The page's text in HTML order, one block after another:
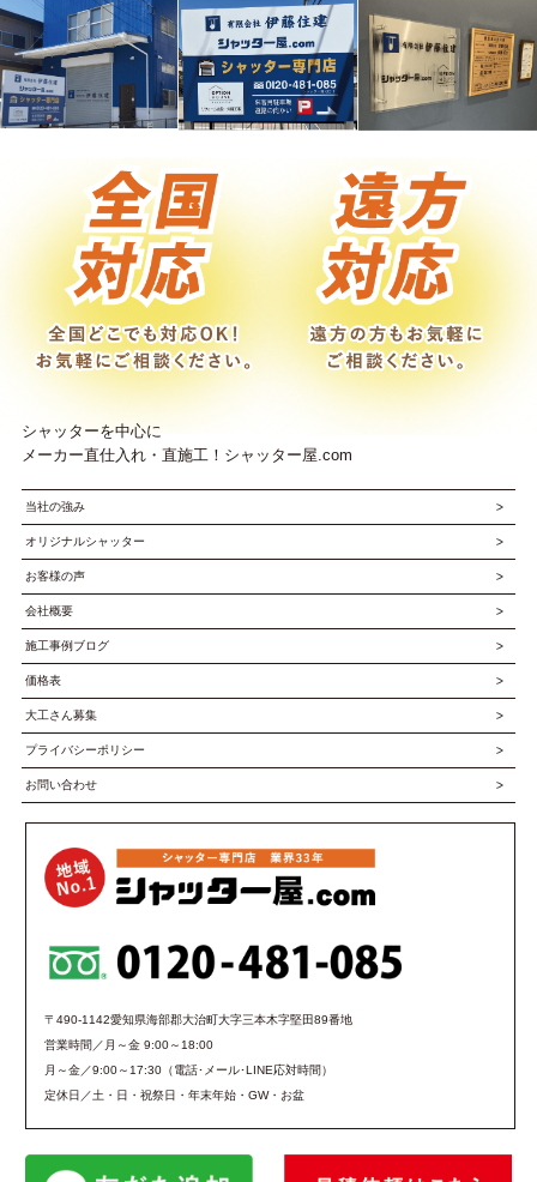
シャッターを中心に
メーカー直仕入れ・直施工！シャッター屋.com
当社の強み
オリジナルシャッター
お客様の声
会社概要
施工事例ブログ
価格表
大工さん募集
プライバシーポリシー
お問い合わせ
〒490-1142愛知県海部郡大治町大字三本木字堅田89番地
営業時間／月～金 9:00～18:00
月～金／9:00～17:30（電話･メール･LINE応対時間）
定休日／土・日・祝祭日・年末年始・GW・お盆